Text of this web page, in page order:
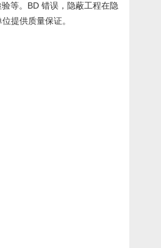
等。BD 错误，隐蔽工程在隐
提供质量保证。